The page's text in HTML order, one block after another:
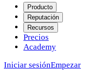
Producto
Reputación
Recursos
Precios
Academy
Iniciar sesiónEmpezar